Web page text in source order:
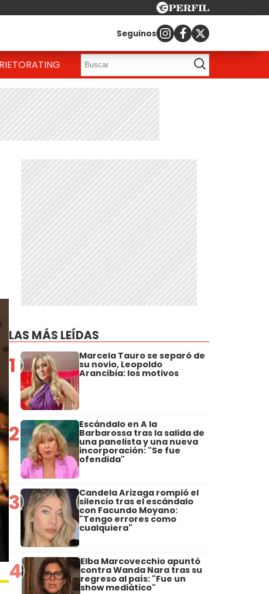
Seguinos
RATING
LAS MÁS LEÍDAS
1 Marcela Tauro se separó de
su novio, Leopoldo
Arancibia: los motivos
2 Escándalo en A la
Barbarossa tras la salida de
una panelista y una nueva
incorporación: "Se fue
ofendida"
3 Candela Arizaga rompió el
silencio tras el escándalo
con Facundo Moyano:
"Tengo errores como
cualquiera"
4 Elba Marcovecchio apuntó
contra Wanda Nara tras su
regreso al país: "Fue un
show mediático"